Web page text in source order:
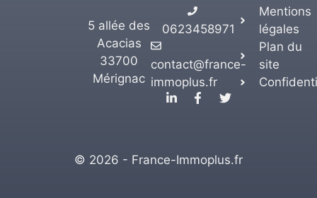
5 allée des
Acacias
33700
Mérignac
0623458971
contact@france-
immoplus.fr
Mentions
légales
Plan du
site
© 2026 - France-Immoplus.fr